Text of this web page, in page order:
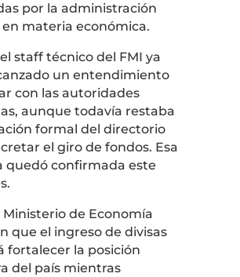
por la administración
materia económica.
staff técnico del FMI ya
un entendimiento
con las autoridades
aunque todavía restaba
formal del directorio
el giro de fondos. Esa
quedó confirmada este
Ministerio de Economía
que el ingreso de divisas
fortalecer la posición
del país mientras